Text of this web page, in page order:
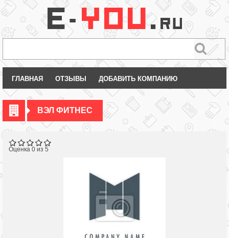
ГЛАВНАЯ ОТЗЫВЫ ДОБАВИТЬ КОМПАНИЮ
ВЭЛ ФИТНЕС
Оценка 0 из 5